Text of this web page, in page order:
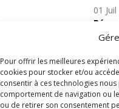
Pour offrir les meilleures
cookies pour stocker et/ou
consentir à ces technologies
comportement de navigation ou
ou de retirer son consentement
01